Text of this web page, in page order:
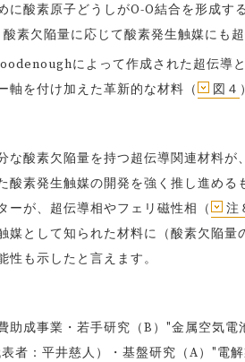
に酸素原子どうしがO-O結合を形成す
酸素欠陥量に応じて酸素発生触媒にも
によって作成された超伝導
軸を付け加えた革新的な材料（
図４
酸素欠陥量を持つ超伝導関連材料が
酸素発生触媒の開発を強く推し進め
ーが、超伝導相やフェリ磁性相（
注
媒として知られた材料に（酸素欠陥
も示したと言えます。
成事業・若手研究（B）"金属空気
者：平井慈人）・基盤研究（A）"電